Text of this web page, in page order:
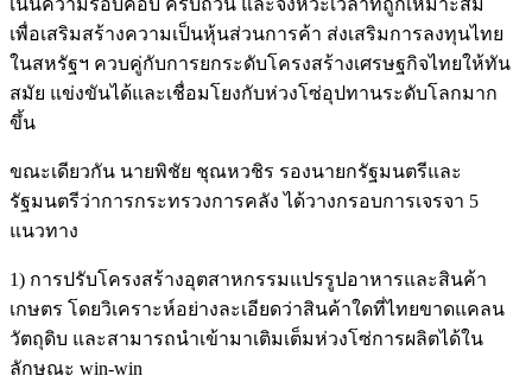
เพื่อเสริมสร้างความเป็นหุ้นส่วนการค้า ส่งเสริมการลงทุนไทย
ในสหรัฐฯ ควบคู่กับการยกระดับโครงสร้างเศรษฐกิจไทยให้ทัน
สมัย แข่งขันได้และเชื่อมโยงกับห่วงโซ่อุปทานระดับโลกมาก
ขึ้น
ขณะเดียวกัน นายพิชัย ชุณหวชิร รองนายกรัฐมนตรีและ
รัฐมนตรีว่าการกระทรวงการคลัง ได้วางกรอบการเจรจา 5
แนวทาง
1) การปรับโครงสร้างอุตสาหกรรมแปรรูปอาหารและสินค้า
เกษตร โดยวิเคราะห์อย่างละเอียดว่าสินค้าใดที่ไทยขาดแคลน
วัตถุดิบ และสามารถนำเข้ามาเติมเต็มห่วงโซ่การผลิตได้ใน
ลักษณะ win-win